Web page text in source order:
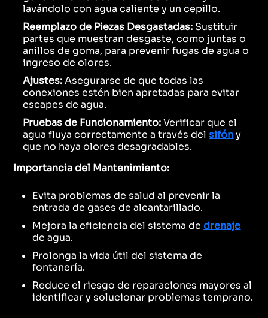
lavándolo con agua caliente y un cepillo.
Reemplazo de Piezas Desgastadas: Sustituir
partes que muestran desgaste, como juntas o
anillos de goma, para prevenir fugas de agua o
ingreso de olores.
Ajustes:Asegurarse de que todas las
conexiones estén bien apretadas para evitar
escapes de agua.
Pruebas de Funcionamiento:Verificar que el
agua fluya correctamente a través delsifóny
que no haya olores desagradables.
Importancia del Mantenimiento:
Evita problemas de salud al prevenir la
entrada de gases de alcantarillado.
Mejora la eficiencia del sistema dedrenaje
de agua.
Prolonga la vida útil del sistema de
fontanería.
Reduce el riesgo de reparaciones mayores al
identificar y solucionar problemas temprano.